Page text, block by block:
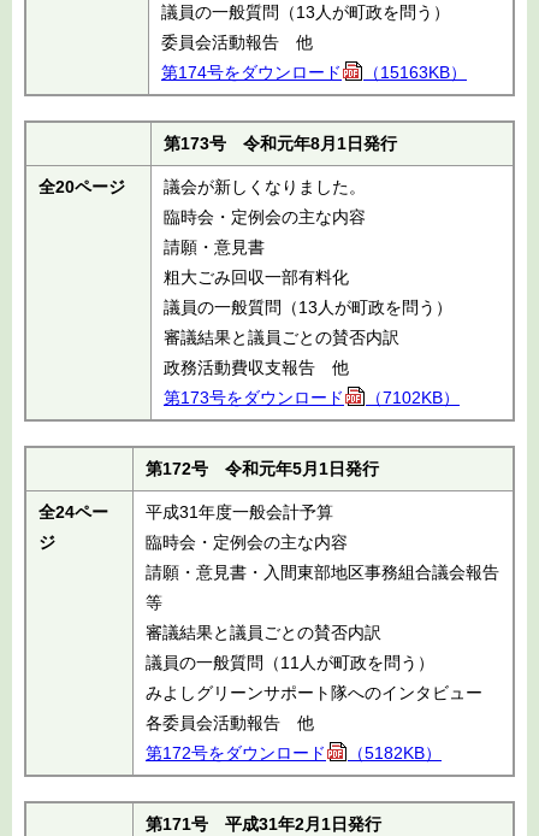
議員の一般質問（13人が町政を問う）
委員会活動報告 他
第174号をダウンロード
（15163KB）
第173号 令和元年8月1日発行
全20ページ
議会が新しくなりました。
臨時会・定例会の主な内容
請願・意見書
粗大ごみ回収一部有料化
議員の一般質問（13人が町政を問う）
審議結果と議員ごとの賛否内訳
政務活動費収支報告 他
第173号をダウンロード
（7102KB）
第172号 令和元年5月1日発行
全24ペー
ジ
平成31年度一般会計予算
臨時会・定例会の主な内容
請願・意見書・入間東部地区事務組合議会報告
等
審議結果と議員ごとの賛否内訳
議員の一般質問（11人が町政を問う）
みよしグリーンサポート隊へのインタビュー
各委員会活動報告 他
第172号をダウンロード
（5182KB）
第171号 平成31年2月1日発行